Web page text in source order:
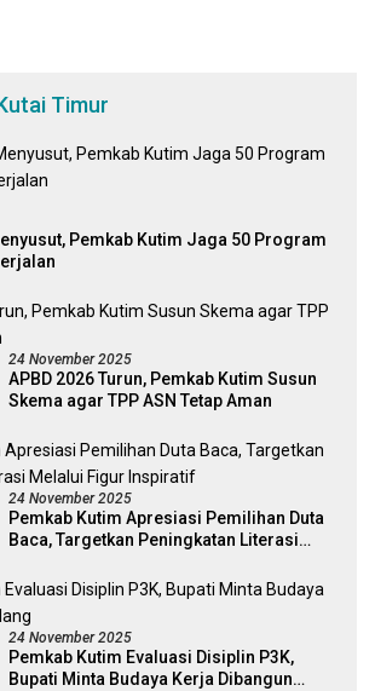
Timur
Pemkab Kutim Jaga 50 Program
24 November 2025
APBD 2026 Turun, Pemkab Kutim Susun
Skema agar TPP ASN Tetap Aman
24 November 2025
Pemkab Kutim Apresiasi Pemilihan Duta
Baca, Targetkan Peningkatan Literasi
24 November 2025
Pemkab Kutim Evaluasi Disiplin P3K,
Bupati Minta Budaya Kerja Dibangun